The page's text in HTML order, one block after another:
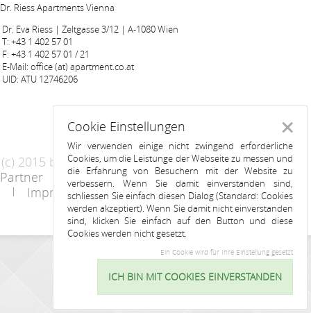
Dr. Riess Apartments Vienna
Dr. Eva Riess | Zeltgasse 3/12 | A-1080 Wien
T: +43 1 402 57 01
F: +43 1 402 57 01 / 21
E-Mail: office (at) apartment.co.at
UID: ATU 12746206
(c) 2015 by Riess Apartments
Partner
AGB
Datenschutzerklärung
Impressum
Kontakt
Cookie
Cookie Einstellungen
Wir verwenden einige nicht zwingend erforderliche
Cookies, um die Leistunge der Webseite zu messen und
die Erfahrung von Besuchern mit der Website zu
verbessern. Wenn Sie damit einverstanden sind,
schliessen Sie einfach diesen Dialog (Standard: Cookies
werden akzeptiert). Wenn Sie damit nicht einverstanden
sind, klicken Sie einfach auf den Button und diese
Cookies werden nicht gesetzt.
Ein Cookie wird für Ihre Einstellung gesetzt
ICH BIN MIT COOKIES EINVERSTANDEN